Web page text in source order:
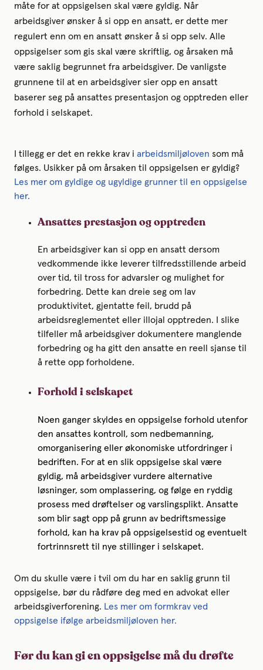
måte for at oppsigelsen skal være gyldig. Når
arbeidsgiver ønsker å si opp en ansatt, er dette mer
regulert enn om en ansatt ønsker å si opp selv. Alle
oppsigelser som gis skal være skriftlig, og årsaken må
være saklig begrunnet fra arbeidsgiver. De vanligste
grunnene til at en arbeidsgiver sier opp en ansatt
baserer seg på ansattes presentasjon og opptreden eller
forhold i selskapet.
I tillegg er det en rekke krav i arbeidsmiljøloven som må
følges. Usikker på om årsaken til oppsigelsen er gyldig?
Les mer om gyldige og ugyldige grunner til en oppsigelse
her.
Ansattes prestasjon og opptreden
En arbeidsgiver kan si opp en ansatt dersom
vedkommende ikke leverer tilfredsstillende arbeid
over tid, til tross for advarsler og mulighet for
forbedring. Dette kan dreie seg om lav
produktivitet, gjentatte feil, brudd på
arbeidsreglementet eller illojal opptreden. I slike
tilfeller må arbeidsgiver dokumentere manglende
forbedring og ha gitt den ansatte en reell sjanse til
å rette opp forholdene.
Forhold i selskapet
Noen ganger skyldes en oppsigelse forhold utenfor
den ansattes kontroll, som nedbemanning,
omorganisering eller økonomiske utfordringer i
bedriften. For at en slik oppsigelse skal være
gyldig, må arbeidsgiver vurdere alternative
løsninger, som omplassering, og følge en ryddig
prosess med drøftelser og varslingsplikt. Ansatte
som blir sagt opp på grunn av bedriftsmessige
forhold, kan ha krav på oppsigelsestid og eventuelt
fortrinnsrett til nye stillinger i selskapet.
Om du skulle være i tvil om du har en saklig grunn til
oppsigelse, bør du rådføre deg med en advokat eller
arbeidsgiverforening. Les mer om formkrav ved
oppsigelse ifølge arbeidsmiljøloven her.
Før du kan gi en oppsigelse må du drøfte